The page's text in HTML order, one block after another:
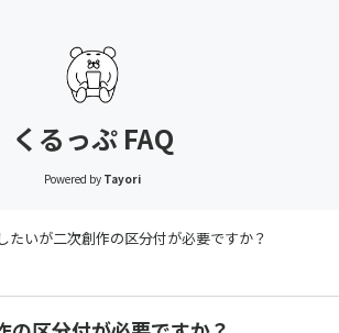
くるっぷ FAQ
Powered by Tayori
たいが二次創作の区分付が必要ですか？